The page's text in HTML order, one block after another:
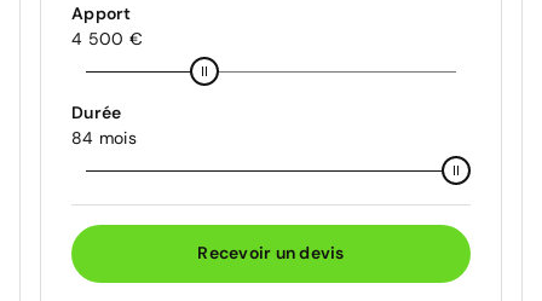
Apport
4 500 €
Durée
84 mois
Recevoir un devis